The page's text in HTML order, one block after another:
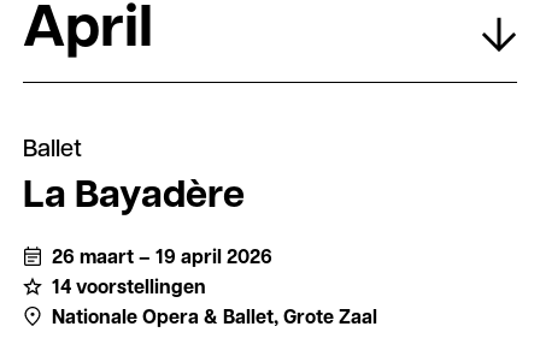
April
Ballet
La Bayadère
26 maart – 19 april 2026
14 voorstellingen
Nationale Opera & Ballet, Grote Zaal